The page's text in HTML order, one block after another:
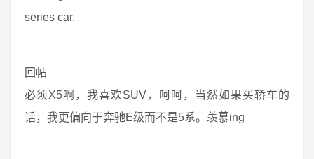
series car.
回帖
必须X5啊，我喜欢SUV，呵呵，当然如果买轿车的
话，我更偏向于奔驰E级而不是5系。羡慕ing